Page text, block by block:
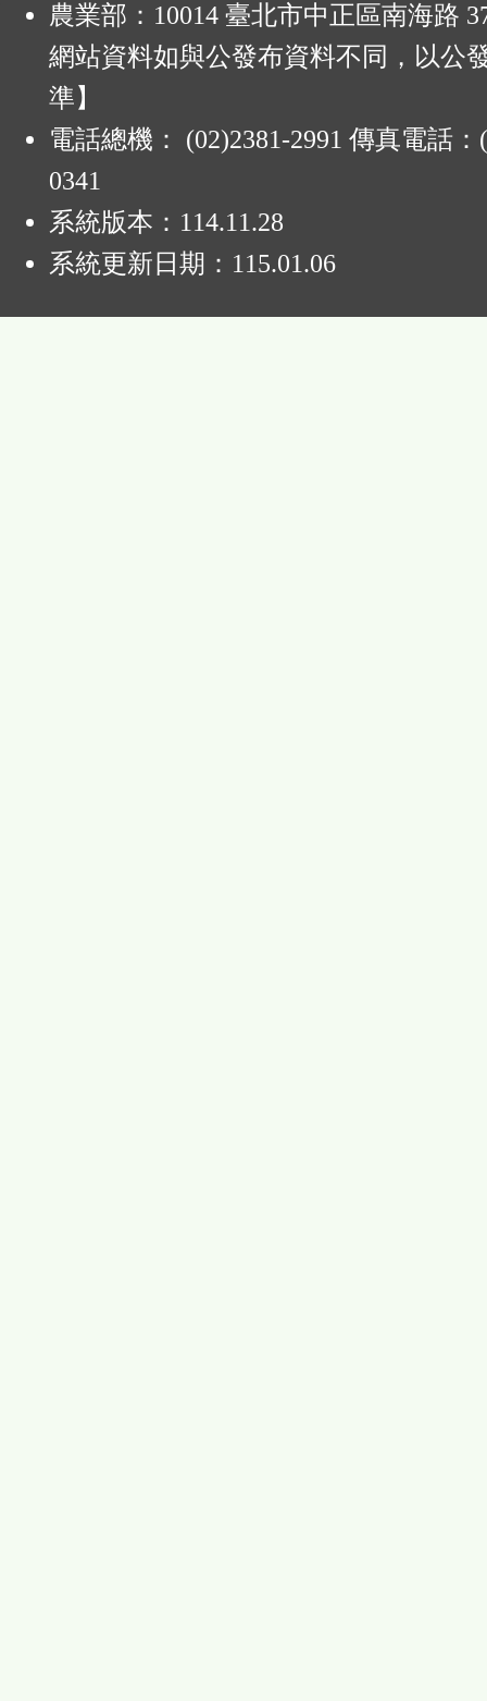
農業部：10014 臺北市中正區南海路
網站資料如與公發布資料不同，以公
準】
電話總機： (02)2381-2991 傳真電話：
0341
系統版本： 114.11.28
系統更新日期： 115.01.06